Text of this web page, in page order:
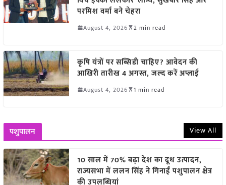
परमिश वर्मा बने चेहरा
August 4, 2026 2 min read
कृषि यंत्रों पर सब्सिडी चाहिए? आवेदन की
आखिरी तारीख 4 अगस्त, जल्द करें अप्लाई
August 4, 2026 1 min read
पशुपालन View All
10 साल में 70% बढ़ा देश का दूध उत्पादन,
राज्यसभा में ललन सिंह ने गिनाईं पशुपालन क्षेत्र
की उपलब्धियां